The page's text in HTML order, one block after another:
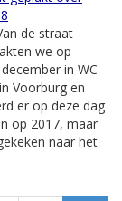
de straat
we op
in WC
Voorburg en
er op deze dag
op 2017, maar
naar het